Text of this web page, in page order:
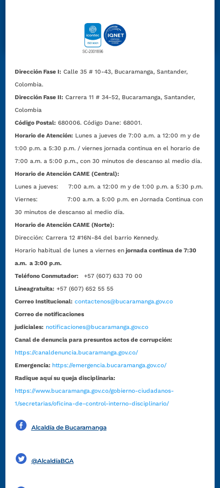
Dirección Fase I: Calle 35 # 10-43, Bucaramanga, Santander,
Colombia.
Dirección Fase II: Carrera 11 # 34-52, Bucaramanga, Santander,
Colombia
Código Postal: 680006. Código Dane: 68001.
Horario de Atención: Lunes a jueves de 7:00 a.m. a 12:00 m y de
1:00 p.m. a 5:30 p.m. / viernes jornada continua en el horario de
7:00 a.m. a 5:00 p.m., con 30 minutos de descanso al medio día.
Horario de Atención CAME (Central):
Lunes a jueves: 7:00 a.m. a 12:00 m y de 1:00 p.m. a 5:30 p.m.
Viernes: 7:00 a.m. a 5:00 p.m. en Jornada Continua con
30 minutos de descanso al medio día.
Horario de Atención CAME (Norte):
Dirección:Carrera 12 #16N-84 del barrio Kennedy.
Horario habitual de lunes a viernes en jornada continua de 7:30
a.m. a 3:00 p.m.
Teléfono Conmutador:
+57 (607) 633 70 00
Líneagratuita: +57 (607) 652 55 55
Correo Institucional: contactenos@bucaramanga.gov.co
Correo de notificaciones
judiciales: notificaciones@bucaramanga.gov.co
Canal de denuncia para presuntos actos de corrupción:
https://canaldenuncia.bucaramanga.gov.co/
Emergencia: https://emergencia.bucaramanga.gov.co/
Radique aquí su queja disciplinaria:
https://www.bucaramanga.gov.co/gobierno-ciudadanos-
1/secretarias/oficina-de-control-interno-disciplinario/
Alcaldía de Bucaramanga
@AlcaldíaBGA